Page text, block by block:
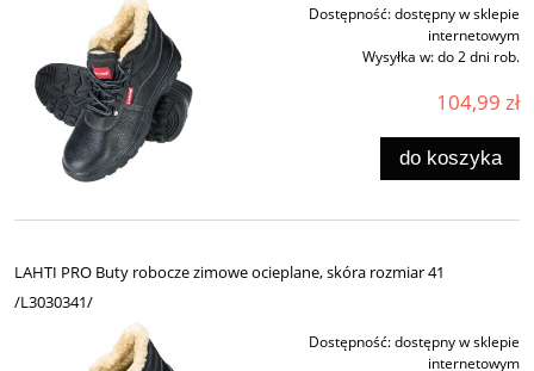
Dostępność:dostępny w sklepie
internetowym
Wysyłka w:do 2 dni rob.
104,99 zł
do koszyka
LAHTI PRO Buty robocze zimowe ocieplane, skóra rozmiar 41
/L3030341/
Dostępność:dostępny w sklepie
internetowym